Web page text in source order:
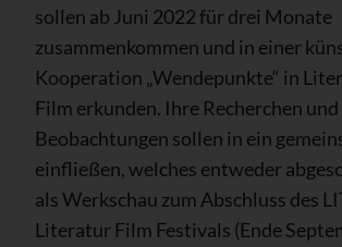
sollen ab Juni 2022 für drei Monate
zusammenkommen und in einer
Kooperation „Wendepunkte“ in
Film erkunden. Ihre Recherchen und
Beobachtungen sollen in ein
einfließen, welches entweder
als Werkschau zum Abschluss des
Literatur Film Festivals (Ende